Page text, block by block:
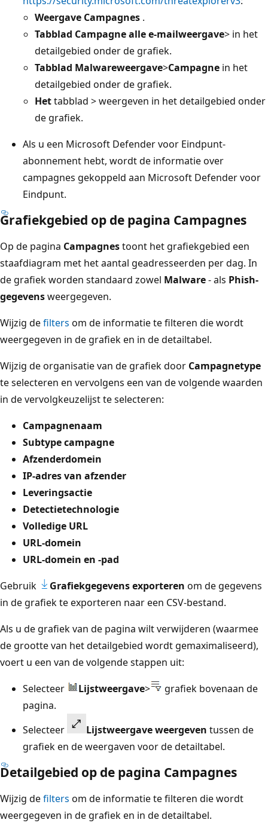
Weergave Campagnes .
Tabblad Campagne alle e-mailweergave> in het
detailgebied onder de grafiek.
Tabblad Malwareweergave>Campagne in het
detailgebied onder de grafiek.
Hettabblad > weergeven in het detailgebied onder
de grafiek.
Als u een Microsoft Defender voor Eindpunt-
abonnement hebt, wordt de informatie over
campagnes gekoppeld aan Microsoft Defender voor
Eindpunt.
Grafiekgebied op de pagina Campagnes
Op de pagina Campagnestoont het grafiekgebied een
staafdiagram met het aantal geadresseerden per dag. In
de grafiek worden standaard zowel Malware- als Phish-
gegevensweergegeven.
Wijzig defilters om de informatie te filteren die wordt
weergegeven in de grafiek en in de detailtabel.
Wijzig de organisatie van de grafiek door Campagnetype
te selecteren en vervolgens een van de volgende waarden
in de vervolgkeuzelijst te selecteren:
Campagnenaam
Subtype campagne
Afzenderdomein
IP-adres van afzender
Leveringsactie
Detectietechnologie
Volledige URL
URL-domein
URL-domein en -pad
Gebruik
Grafiekgegevens exporteren om de gegevens
in de grafiek te exporteren naar een CSV-bestand.
Als u de grafiek van de pagina wilt verwijderen (waarmee
de grootte van het detailgebied wordt gemaximaliseerd),
voert u een van de volgende stappen uit:
Selecteer
Lijstweergave>
grafiek bovenaan de
pagina.
Selecteer
Lijstweergave weergeven tussen de
grafiek en de weergaven voor de detailtabel.
Detailgebied op de pagina Campagnes
Wijzig defilters om de informatie te filteren die wordt
weergegeven in de grafiek en in de detailtabel.